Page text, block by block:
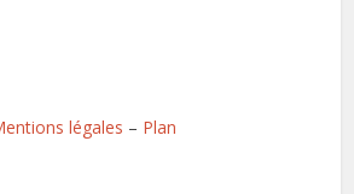
légales – Plan